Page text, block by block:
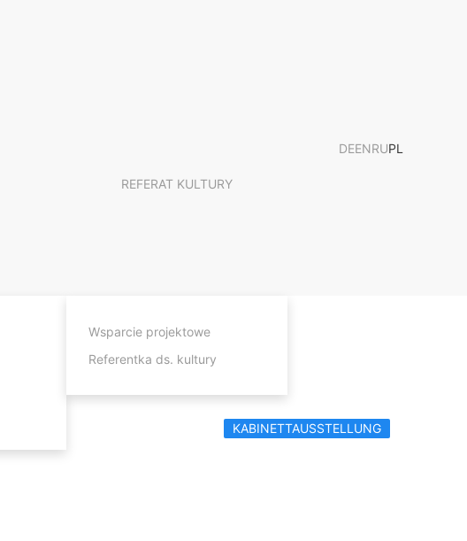
REFERAT KULTURY
Wsparcie projektowe
Referentka ds. kultury
DEENRUPL
KABINETTAUSSTELLUNG